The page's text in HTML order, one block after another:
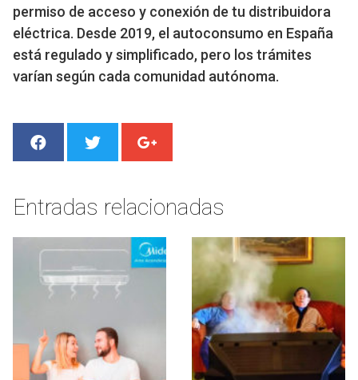
permiso de acceso y conexión de tu distribuidora
eléctrica. Desde 2019, el autoconsumo en España
está regulado y simplificado, pero los trámites
varían según cada comunidad autónoma.
Entradas relacionadas